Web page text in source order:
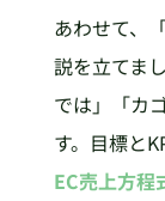
あわせて、
説を立てま
では」「カ
す。目標と
EC売上方程